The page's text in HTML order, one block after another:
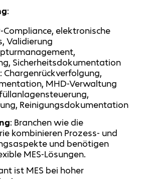
:
Compliance, elektronische
Validierung
Sicherheitsdokumentation
: Chargenrückverfolgung,
MHD-Verwaltung
Reinigungsdokumentation
: Branchen wie die
kombinieren Prozess- und
und benötigen
MES-Lösungen.
ist MES bei hoher